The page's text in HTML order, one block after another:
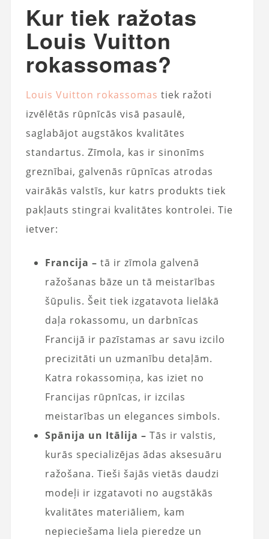
Kur tiek ražotas
Louis Vuitton
rokassomas?
Louis Vuitton rokassomas tiek ražoti
izvēlētās rūpnīcās visā pasaulē,
saglabājot augstākos kvalitātes
standartus. Zīmola, kas ir sinonīms
greznībai, galvenās rūpnīcas atrodas
vairākās valstīs, kur katrs produkts tiek
pakļauts stingrai kvalitātes kontrolei. Tie
ietver:
Francija – tā ir zīmola galvenā
ražošanas bāze un tā meistarības
šūpulis. Šeit tiek izgatavota lielākā
daļa rokassomu, un darbnīcas
Francijā ir pazīstamas ar savu izcilo
precizitāti un uzmanību detaļām.
Katra rokassomiņa, kas iziet no
Francijas rūpnīcas, ir izcilas
meistarības un elegances simbols.
Spānija un Itālija – Tās ir valstis,
kurās specializējas ādas aksesuāru
ražošana. Tieši šajās vietās daudzi
modeļi ir izgatavoti no augstākās
kvalitātes materiāliem, kam
nepieciešama liela pieredze un